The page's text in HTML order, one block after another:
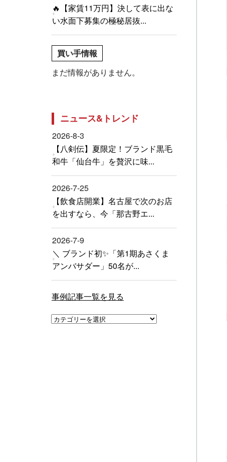
🔥【家賃11万円】決して表に出な
い水面下募集の極秘居抜...
買い手情報
まだ情報がありません。
ニュース&トレンド
2026-8-3
【八剣伝】夏限定！ブランド黒毛
和牛「仙台牛」を贅沢に味...
2026-7-25
【飲食店開業】名古屋で次のお店
を出すなら、今「那古野エ...
2026-7-9
＼ ブランド初✨「第1期あさくま
アンバサダー」50名が...
事例記事一覧を見る